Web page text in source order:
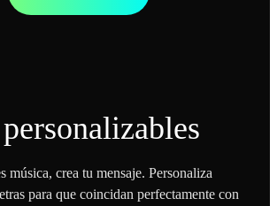
música, crea tu mensaje. Personaliza
para que coincidan perfectamente con